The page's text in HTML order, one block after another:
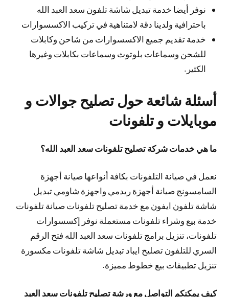
نوفر أيضا خدمة تبديل شاشة تلفون سعد العبد الله
باحترافية ولدينا دقة لامتناهية في تركيب الاكسسوارات
خدمة تقديم جميع الاكسسوارات من شاحن وكابلات
للشحن وسماعات بلوتوث وسماعات بكابلات وغيرها
الكثير.
أسئلة شائعة حول تصليح جوالات و
موبايلات و تلفونات
ما هي خدمات شركة تصليح تلفونات سعد العبد الله؟
نعمل في صيانة التلفونات بكافة أنواعها صيانة أجهزة
السامسونج صيانة أجهزة ريدمي واجهزة شاومي تبديل
شاشة تلفون ايفون مع خدمة تصليح تلفونات صيانة تلفونات
خدمة بيع وشراء تلفونات مستعملة نوفر إكسسوارات
تلفونات، تنزيل برامج تلفونات سعد العبد الله فتح الرقم
السري للتلفون تصليح ايباد تبديل شاشة تلفونات مكسورة
تنزيل تطبيقات بيع خطوط مميزة.
كيف يمكنكم التواصل مع ورشة تصليح تلفونات سعد العبد